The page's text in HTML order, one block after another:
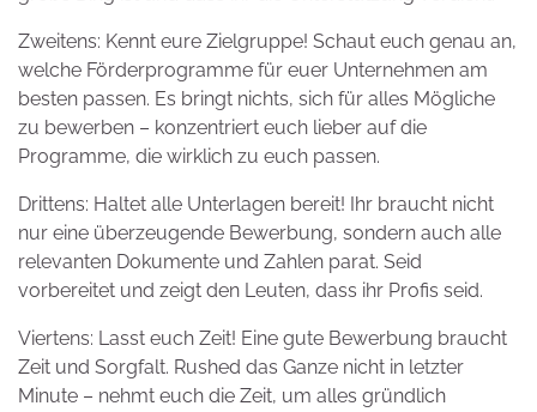
Zweitens: Kennt eure Zielgruppe! Schaut euch genau an,
welche Förderprogramme für euer Unternehmen am
besten passen. Es bringt nichts, sich für alles Mögliche
zu bewerben – konzentriert euch lieber auf die
Programme, die wirklich zu euch passen.
Drittens: Haltet alle Unterlagen bereit! Ihr braucht nicht
nur eine überzeugende Bewerbung, sondern auch alle
relevanten Dokumente und Zahlen parat. Seid
vorbereitet und zeigt den Leuten, dass ihr Profis seid.
Viertens: Lasst euch Zeit! Eine gute Bewerbung braucht
Zeit und Sorgfalt. Rushed das Ganze nicht in letzter
Minute – nehmt euch die Zeit, um alles gründlich